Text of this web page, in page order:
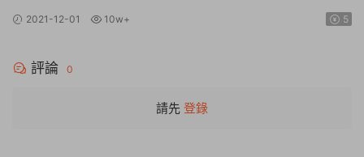
2021-12-01 10w+ 5
評論 0
請先 登錄